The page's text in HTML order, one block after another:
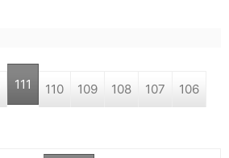
111 110 109 108 107 106